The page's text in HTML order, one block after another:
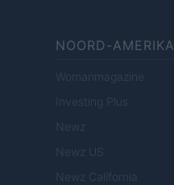
NOORD-AMERIKA
Womanmagazine
Investing Plus
Newz
Newz US
Newz California